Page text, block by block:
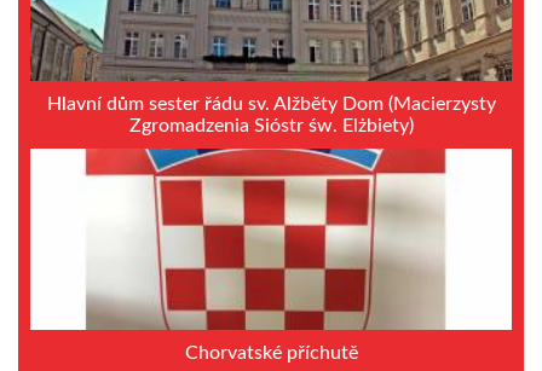
Hlavní dům sester řádu sv. Alžběty Dom (Macierzysty
Zgromadzenia Sióstr św. Elżbiety)
Chorvatské příchutě